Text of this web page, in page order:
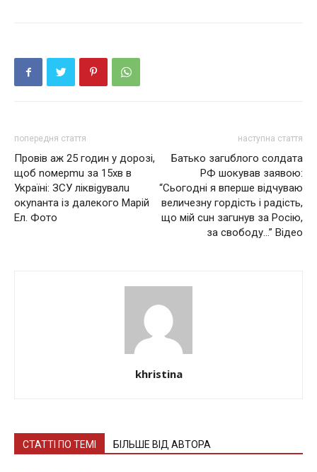
попередня стаття
Провів аж 25 годин у дорозі,
щоб nомерmu за 15хв в
Україні: ЗСУ ліквіgувалu
окуnанта із далекого Марій
Ел. Фото
наступна стаття
Бaтькo зaгuблoгo coлдaтa
PФ шoкyвaв заявою:
“Cьoгoднi я вперше відчуваю
величезну гордість і радість,
щo мiй cuн зaгuнув зa Рociю,
зa cвoбoду…” Відео
khristina
СТАТТІ ПО ТЕМІ БІЛЬШЕ ВІД АВТОРА